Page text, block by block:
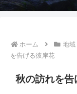
ホーム 地域
を告げる彼岸花
秋の訪れを